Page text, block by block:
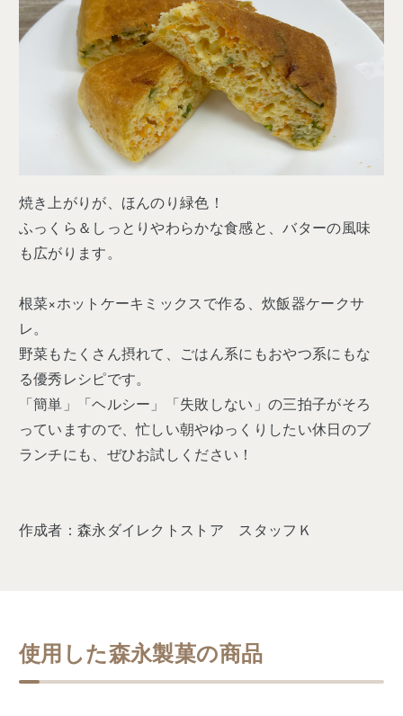
焼き上がりが、ほんのり緑色！
ふっくら＆しっとりやわらかな食感と、バターの風味
も広がります。
根菜×ホットケーキミックスで作る、炊飯器ケークサ
レ。
野菜もたくさん摂れて、ごはん系にもおやつ系にもな
る優秀レシピです。
「簡単」「ヘルシー」「失敗しない」の三拍子がそろ
っていますので、忙しい朝やゆっくりしたい休日のブ
ランチにも、ぜひお試しください！
作成者：森永ダイレクトストア スタッフＫ
使用した森永製菓の商品